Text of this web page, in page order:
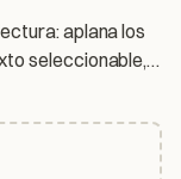
aplana los
seleccionable, o